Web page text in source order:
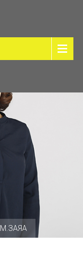
М.ЗАЯА